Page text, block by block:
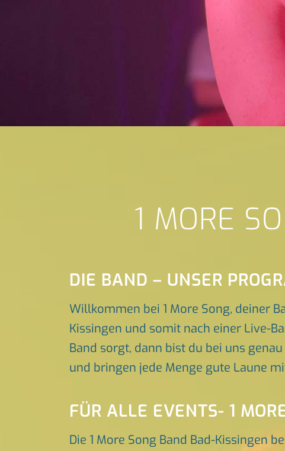
1 MORE
DIE BAND – UNSER
Willkommen bei 1 More Song, deiner
Kissingen und somit nach einer Live-
Band sorgt, dann bist du bei uns
und bringen jede Menge gute Laune
FÜR ALLE EVENTS- 1
Die 1 More Song Band Bad-Kissingen